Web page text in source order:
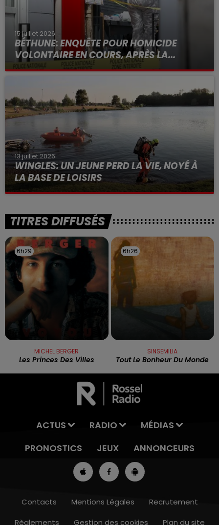
15 juillet 2026
BÉTHUNE: ENQUÊTE POUR HOMICIDE
VOLONTAIRE EN COURS, APRÈS LA...
Selon les premiers éléments, le logement servait
13 juillet 2026
WINGLES: UN JEUNE PERD LA VIE, NOYÉ À
LA BASE DE LOISIRS
La victime a coulé à pic
TITRES DIFFUSÉS
6h29
6h29
MICHEL BERGER
Les Princes Des Villes
6h26
6h26
SINSEMILIA
Tout Le Bonheur Du Monde
ACTUS RADIO
MÉDIAS
PRONOSTICS
JEUX ANNONCEURS
Contacts Mentions Légales
Recrutement
Règlements
Gestion des cookies Plan du site